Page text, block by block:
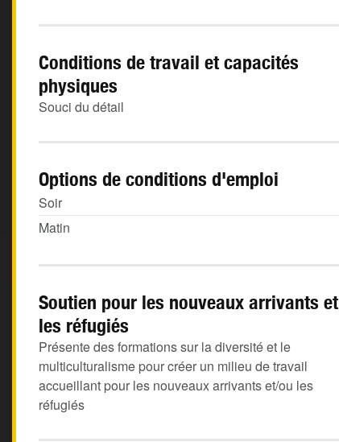
Conditions de travail et capacités
physiques
Souci du détail
Options de conditions d'emploi
Soir
Matin
Soutien pour les nouveaux arrivants et
les réfugiés
Présente des formations sur la diversité et le
multiculturalisme pour créer un milieu de travail
accueillant pour les nouveaux arrivants et/ou les
réfugiés